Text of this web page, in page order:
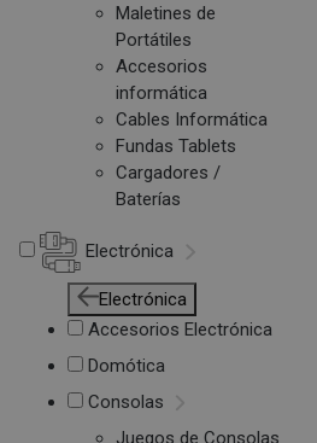
Maletines de
Portátiles
Accesorios
informática
Cables Informática
Fundas Tablets
Cargadores /
Baterías
Electrónica
Electrónica
Accesorios Electrónica
Domótica
Consolas
Juegos de Consolas